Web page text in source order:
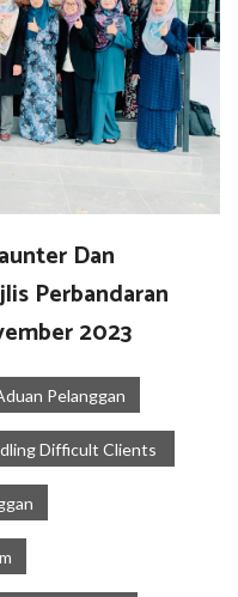
Dan
Perbandaran
2023
Pelanggan
Difficult Clients